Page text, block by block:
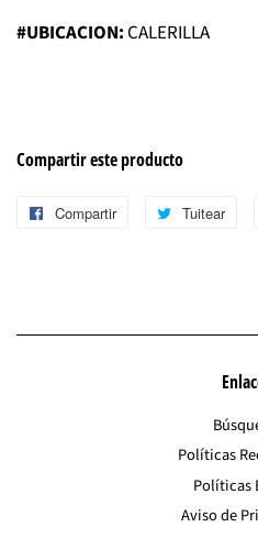
#UBICACION: CALERILLA
Compartir este producto
Compartir
CompartirTuitear
Políticas
Políticas
Aviso de